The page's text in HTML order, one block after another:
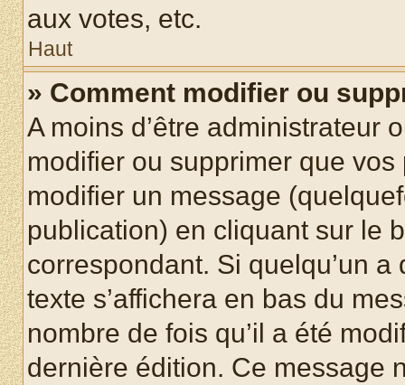
aux votes, etc.
Haut
» Comment modifier ou
A moins d’être administrateur
modifier ou supprimer que
modifier un message
publication) en cliquant sur le
correspondant. Si quelqu’un
texte s’affichera en bas du
nombre de fois qu’il a été
dernière édition. Ce message